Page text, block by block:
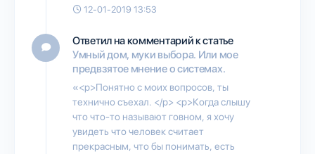
12-01-2019 13:53
Ответил на комментарий к статье
Умный дом, муки выбора. Или мое
предвзятое мнение о системах.
«<p>Понятно с моих вопросов, ты
технично съехал. </p> <p>Когда слышу
что что-то называют говном, я хочу
увидеть что человек считает
прекрасным, что бы понимать, есть